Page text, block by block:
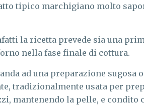
tipico marchigiano molto
la ricetta prevede sia una
nella fase finale di cottura.
ad una preparazione sugosa o
tradizionalmente usata per
mantenendo la pelle, e condito